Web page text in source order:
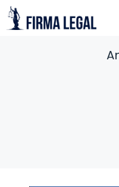
Saltar
al